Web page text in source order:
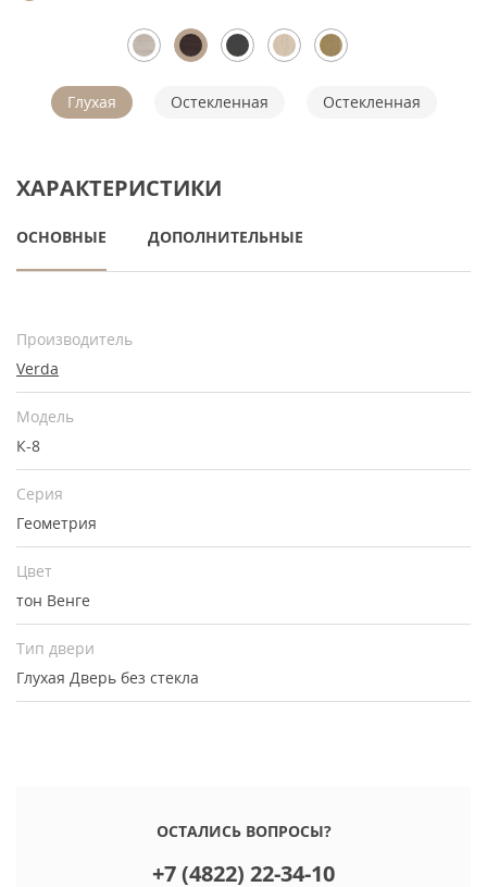
Глухая Остекленная Остекленная
ХАРАКТЕРИСТИКИ
ОСНОВНЫЕ ДОПОЛНИТЕЛЬНЫЕ
Производитель
Verda
Модель
К-8
Серия
Геометрия
Цвет
тон Венге
Тип двери
Глухая Дверь без стекла
ОСТАЛИСЬ ВОПРОСЫ?
+7 (4822) 22-34-10